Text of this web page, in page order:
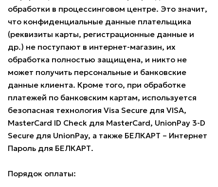
обработки в процессинговом центре. Это значит,
что конфиденциальные данные плательщика
(реквизиты карты, регистрационные данные и
др.) не поступают в интернет-магазин, их
обработка полностью защищена, и никто не
может получить персональные и банковские
данные клиента. Кроме того, при обработке
платежей по банковским картам, используется
безопасная технология Visa Secure для VISA,
MasterCard ID Check для MasterCard, UnionPay 3-D
Secure для UnionPay, а также БЕЛКАРТ – Интернет
Пароль для БЕЛКАРТ.
Порядок оплаты: